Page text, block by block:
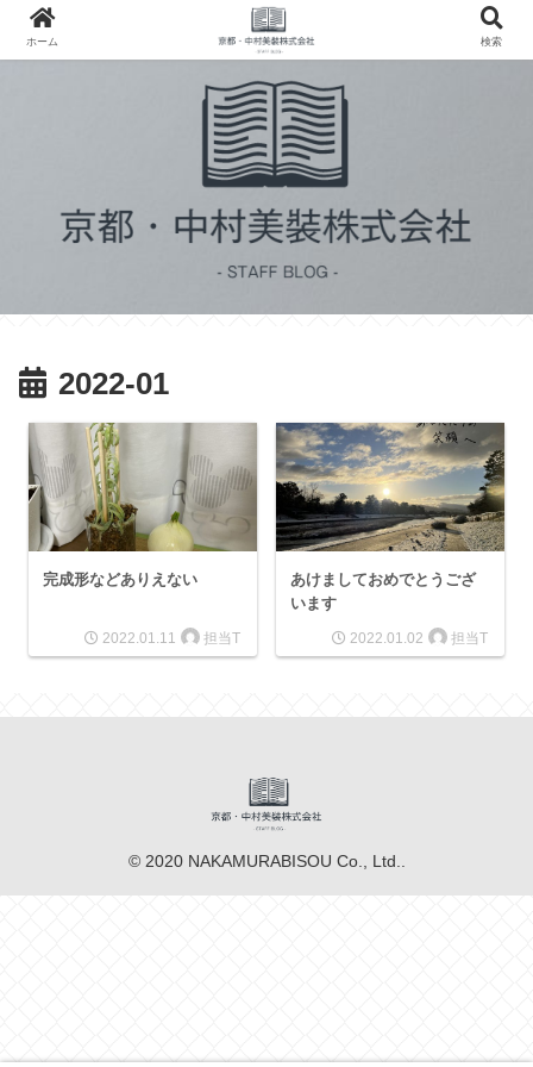
2022-01
完成形などありえない
2022.01.11 担当T
あけましておめでとうござ
います
2022.01.02 担当T
© 2020 NAKAMURABISOU Co., Ltd..
ホーム 検索